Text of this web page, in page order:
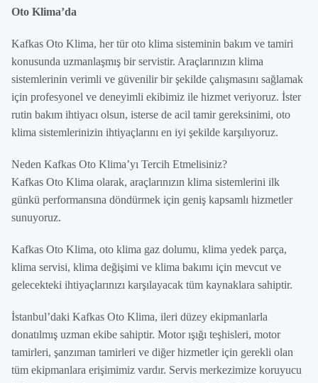
Oto Klima’da
Kafkas Oto Klima, her tür oto klima sisteminin bakım ve tamiri
konusunda uzmanlaşmış bir servistir. Araçlarınızın klima
sistemlerinin verimli ve güvenilir bir şekilde çalışmasını sağlamak
için profesyonel ve deneyimli ekibimiz ile hizmet veriyoruz. İster
rutin bakım ihtiyacı olsun, isterse de acil tamir gereksinimi, oto
klima sistemlerinizin ihtiyaçlarını en iyi şekilde karşılıyoruz.
Neden Kafkas Oto Klima’yı Tercih Etmelisiniz?
Kafkas Oto Klima olarak, araçlarınızın klima sistemlerini ilk
günkü performansına döndürmek için geniş kapsamlı hizmetler
sunuyoruz.
Kafkas Oto Klima, oto klima gaz dolumu, klima yedek parça,
klima servisi, klima değişimi ve klima bakımı için mevcut ve
gelecekteki ihtiyaçlarınızı karşılayacak tüm kaynaklara sahiptir.
İstanbul’daki Kafkas Oto Klima, ileri düzey ekipmanlarla
donatılmış uzman ekibe sahiptir. Motor ışığı teşhisleri, motor
tamirleri, şanzıman tamirleri ve diğer hizmetler için gerekli olan
tüm ekipmanlara erişimimiz vardır. Servis merkezimize koruyucu